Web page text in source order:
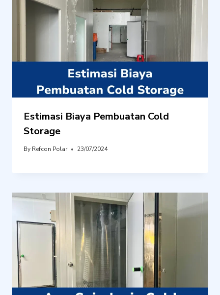
Estimasi Biaya Pembuatan Cold
Storage
By Refcon Polar 23/07/2024